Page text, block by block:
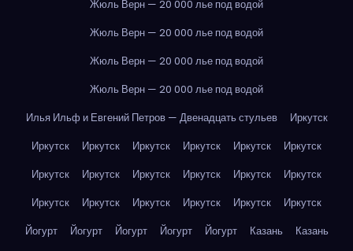
Жюль Верн — 20 000 лье под водой
Жюль Верн — 20 000 лье под водой
Жюль Верн — 20 000 лье под водой
Жюль Верн — 20 000 лье под водой
Илья Ильф и Евгений Петров — Двенадцать стульев
Иркутск
Иркутск
Иркутск Иркутск Иркутск Иркутск
Иркутск
Иркутск
Иркутск Иркутск Иркутск Иркутск
Иркутск
Иркутск
Иркутск Иркутск Иркутск Иркутск
Иркутск
Йогурт
Йогурт Йогурт Йогурт Йогурт Казань
Казань